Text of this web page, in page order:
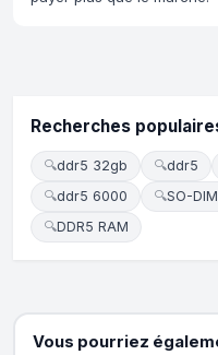
Recherches
🔍ddr5 32gb 🔍ddr5
🔍ddr5 6000 🔍SO-
🔍DDR5 RAM
Vous pourriez